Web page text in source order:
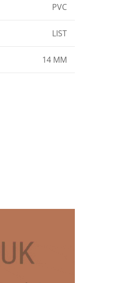
PVC
LIST
14 MM